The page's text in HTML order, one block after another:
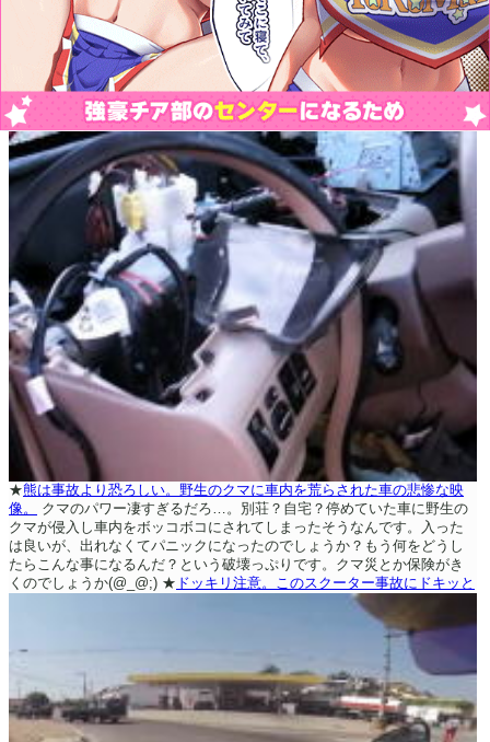
★熊は事故より恐ろしい。野生のクマに車内を荒らされた車の悲惨な映
像。
クマのパワー凄すぎるだろ…。別荘？自宅？停めていた車に野生の
クマが侵入し車内をボッコボコにされてしまったそうなんです。入った
は良いが、出れなくてパニックになったのでしょうか？もう何をどうし
たらこんな事になるんだ？という破壊っぷりです。クマ災とか保険がき
くのでしょうか(@_@;) ★ ドッキリ注意。このスクーター事故にドキッと